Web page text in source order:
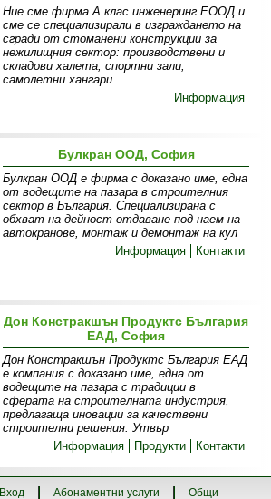
Ние сме фирма А клас инженеринг ЕООД и
сме се специализирали в изграждането на
сгради от стоманени конструкции за
нежилищния сектор: производствени и
складови халета, спортни зали,
самолетни хангари
Информация
Булкран ООД, София
Булкран ООД е фирма с доказано име, една
от водещите на пазара в строителния
сектор в България. Специализирана с
обхват на дейност отдаване под наем на
автокранове, монтаж и демонтаж на кул
Информация
Контакти
Дон Констракшън Продуктс България
ЕАД, София
Дон Констракшън Продуктс България ЕАД
е компания с доказано име, една от
водещите на пазара с традиции в
сферата на строителната индустрия,
предлагаща иновации за качествени
строителни решения. Утвър
Информация
Продукти Контакти
Вход Абонаментни услуги Общи